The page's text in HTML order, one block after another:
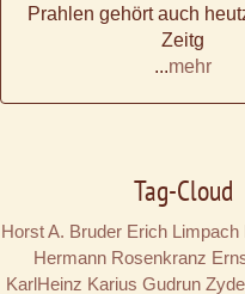
Prahlen gehört auch
Zeitg
...mehr
Tag-Cloud
Horst A. Bruder Erich Limpach
Hermann Rosenkranz
KarlHeinz Karius Gudrun